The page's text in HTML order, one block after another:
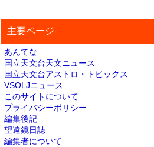
主要ページ
あんてな
国立天文台天文ニュース
国立天文台アストロ・トピックス
VSOLJニュース
このサイトについて
プライバシーポリシー
編集後記
望遠鏡日誌
編集者について